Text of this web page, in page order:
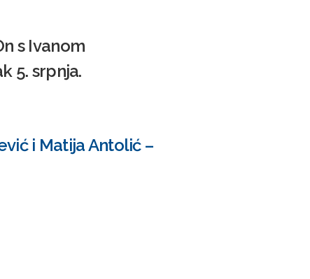
s Ivanom
5. srpnja.
i Matija Antolić –